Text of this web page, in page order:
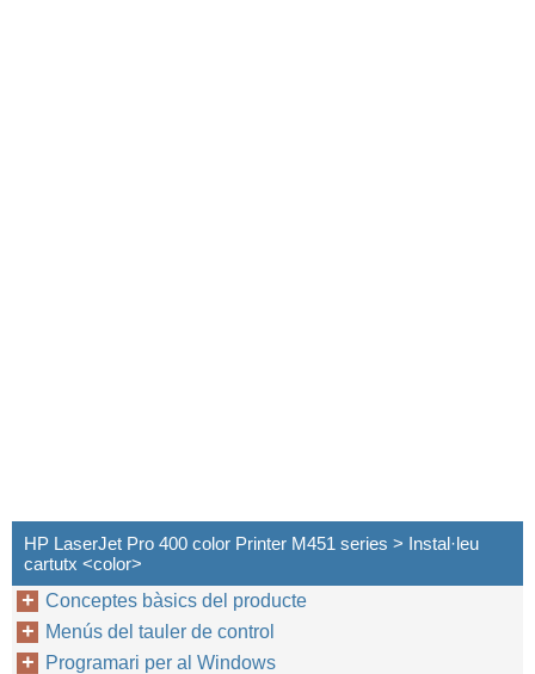
HP LaserJet Pro 400 color Printer M451 series > Instal·leu
cartutx <color>
Conceptes bàsics del producte
Menús del tauler de control
Programari per al Windows